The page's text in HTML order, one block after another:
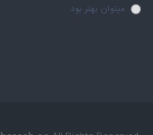
میتوان بهتر بود